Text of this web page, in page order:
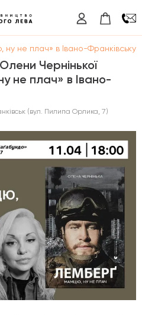
не плач» в Івано-Франківську
Чернінької
не плач» в Івано-
(вул. Пилипа Орлика, 7)